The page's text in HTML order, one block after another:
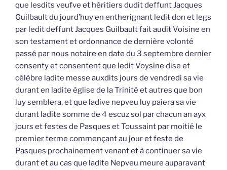
que lesdits veufve et héritiers dudit deffunt Jacques
Guilbault du jourd’huy en entherignant ledit don et legs
par ledit deffunt Jacques Guilbault fait audit Voisine en
son testament et ordonnance de dernière volonté
passé par nous notaire en date du 3 septembre dernier
consenty et consentent que ledit Voysine dise et
célèbre ladite messe auxdits jours de vendredi sa vie
durant en ladite église de la Trinité et autres que bon
luy semblera, et que ladive nepveu luy paiera sa vie
durant ladite somme de 4 escuz sol par chacun an ayx
jours et festes de Pasques et Toussaint par moitié le
premier terme commençant au jour et feste de
Pasques prochainement venant et à continuer sa vie
durant et au cas que ladite Nepveu meure auparavant